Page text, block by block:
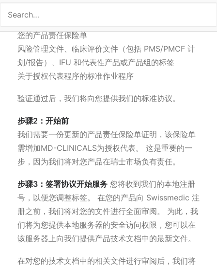
您的产品责任保险单
风险管理文件、临床评价文件（包括 PMS/PMCF 计
划/报告）、IFU 和代表性产品或产品组的标签
关于授权代表程序的标准作业程序
验证通过后，我们将向您提供我们的标准协议。
步骤2：开始前
我们需要一份更新的产品责任保险单证明，该保险单
需增加MD-CLINICALS为授权代表。 这是重要的一
步，因为我们将对您产品在瑞士市场负有责任。
步骤3：签署协议开始服务 您将收到我们的本地注册
号，以便您调整标签。 在您的产品向 Swissmedic 注
册之前，我们将对您的文件进行全面审阅。 为此，我
们将为您提供本地服务器的安全访问权限，您可以在
该服务器上向我们提供产品技术文档中的最新文件。
在对您的技术文档中的相关文件进行审阅后，我们将